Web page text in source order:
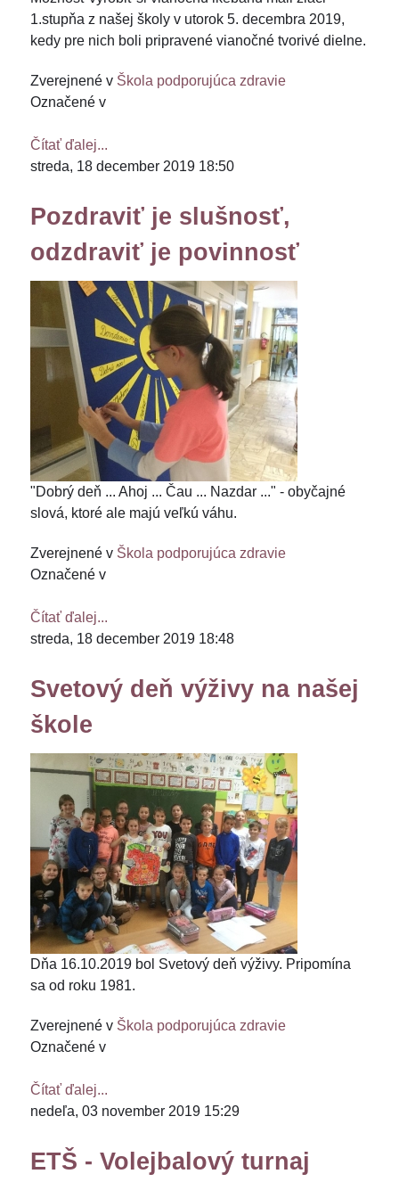
1.stupňa z našej školy v utorok 5. decembra 2019,
kedy pre nich boli pripravené vianočné tvorivé dielne.
Zverejnené v Škola podporujúca zdravie
Označené v
Čítať ďalej...
streda, 18 december 2019 18:50
Pozdraviť je slušnosť,
odzdraviť je povinnosť
"Dobrý deň ... Ahoj ... Čau ... Nazdar ..." - obyčajné
slová, ktoré ale majú veľkú váhu.
Zverejnené v Škola podporujúca zdravie
Označené v
Čítať ďalej...
streda, 18 december 2019 18:48
Svetový deň výživy na našej
škole
Dňa 16.10.2019 bol Svetový deň výživy. Pripomína
sa od roku 1981.
Zverejnené v Škola podporujúca zdravie
Označené v
Čítať ďalej...
nedeľa, 03 november 2019 15:29
ETŠ - Volejbalový turnaj